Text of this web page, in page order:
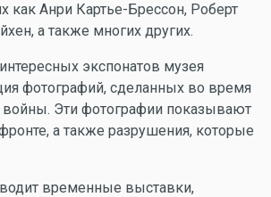
как Анри Картье-Брессон, Роберт
а также многих других.
экспонатов музея
фотографий, сделанных во время
Эти фотографии показывают
а также разрушения, которые
временные выставки,